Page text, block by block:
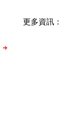
更多資訊：